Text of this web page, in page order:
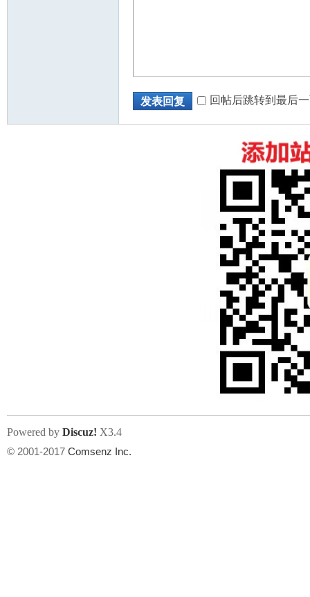
发表回复 回帖后跳转到最后
Powered by Discuz! X3.4
© 2001-2017 Comsenz Inc.